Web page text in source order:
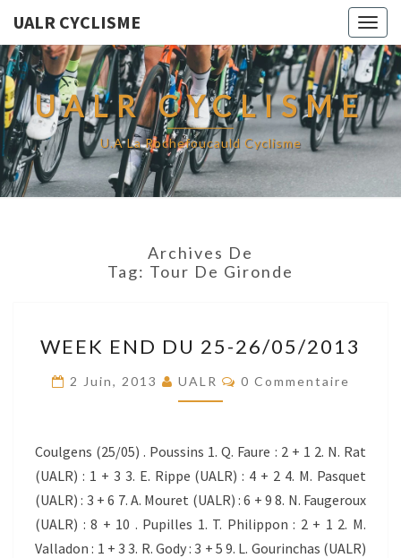
UALR CYCLISME
UALR CYCLISME
U.A La Rochefoucauld Cyclisme
Archives De
Tag: Tour De Gironde
END
DU
25-
WEEK END DU 25-26/05/2013
2 Juin, 2013 UALR Commentaires
0 Commentaire
Coulgens (25/05) . Poussins 1. Q. Faure : 2 + 1 2. N. Rat
(UALR) : 1 + 3 3. E. Rippe (UALR) : 4 + 2 4. M. Pasquet
(UALR) : 3 + 6 7. A. Mouret (UALR) : 6 + 9 8. N. Faugeroux
(UALR) : 8 + 10 . Pupilles 1. T. Philippon : 2 + 1 2. M.
Valladon : 1 + 3 3. R. Gody : 3 + 5 9. L. Gourinchas (UALR)